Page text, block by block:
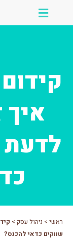
איך
לדעת
ראשי > ניהול עסק >
שווקים כדאי להכנס?